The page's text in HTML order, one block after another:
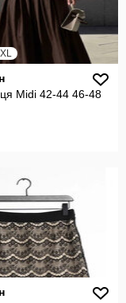
Midi 42-44 46-48